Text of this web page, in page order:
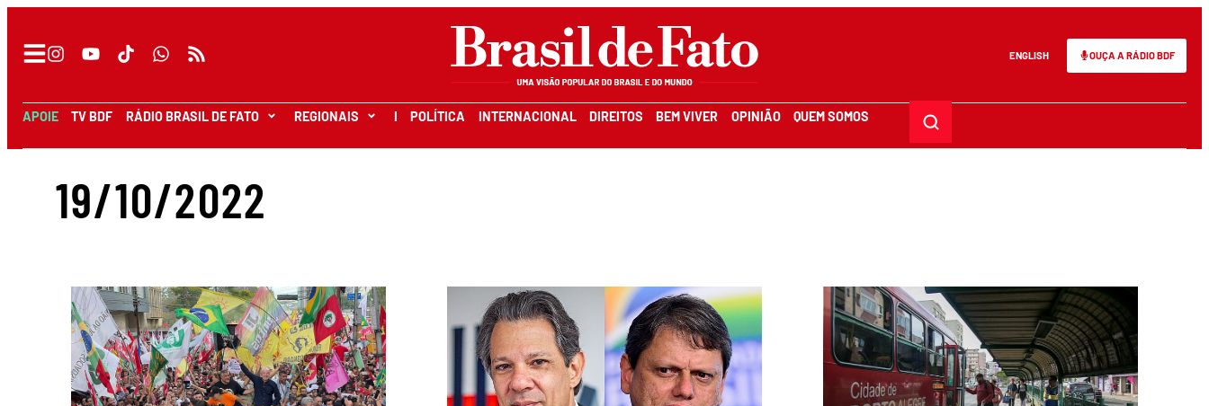
ENGLISH OUÇA A RÁDIO BDF
APOIE TV BDF RÁDIO BRASIL DE FATO REGIONAIS I POLÍTICA INTERNACIONAL DIREITOS BEM VIVER OPINIÃO QUEM SOMOS
19/10/2022